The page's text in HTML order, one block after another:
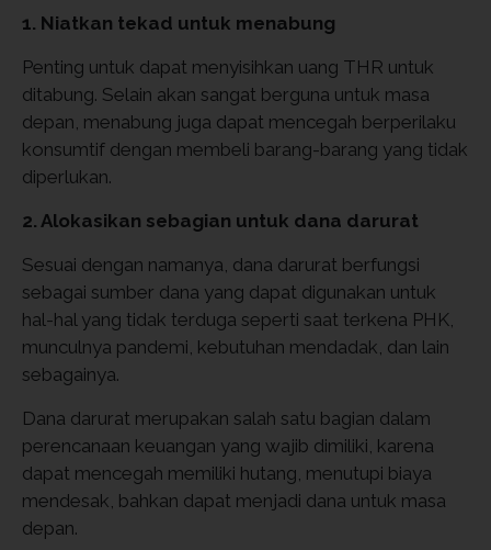
1. Niatkan tekad untuk menabung
Penting untuk dapat menyisihkan uang THR untuk
ditabung. Selain akan sangat berguna untuk masa
depan, menabung juga dapat mencegah berperilaku
konsumtif dengan membeli barang-barang yang tidak
diperlukan.
2. Alokasikan sebagian untuk dana darurat
Sesuai dengan namanya, dana darurat berfungsi
sebagai sumber dana yang dapat digunakan untuk
hal-hal yang tidak terduga seperti saat terkena PHK,
munculnya pandemi, kebutuhan mendadak, dan lain
sebagainya.
Dana darurat merupakan salah satu bagian dalam
perencanaan keuangan yang wajib dimiliki, karena
dapat mencegah memiliki hutang, menutupi biaya
mendesak, bahkan dapat menjadi dana untuk masa
depan.